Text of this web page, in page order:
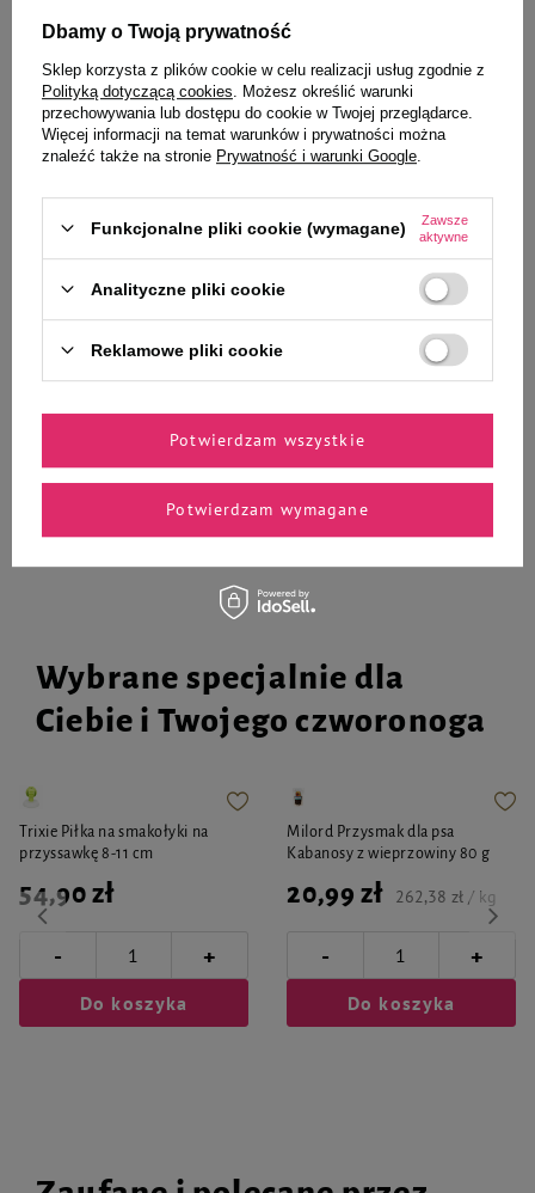
Opinie:
To także ucieszy Twojego
pupila
Mokra karma dla psa Rafi z
8,39 zł 10,49 zł / kg
+
Do koszyka
Mokra karma dla psa Rafi z
8,39 zł 10,49 zł / kg
-
Do koszyka
Wybrane specjalnie dla
Ciebie i Twojego czworonoga
Trixie Piłka na smakołyki na
przyssawkę 8-11 cm
54,90 zł
- +
Do koszyka
Milord Przysmak dla psa
Kabanosy z wieprzowiny 80 g
20,99 zł 262,38 zł / kg
- +
Do koszyka
Dbamy o Twoją prywatność
Sklep korzysta z plików cookie w celu realizacji usług zgodnie z
Polityką dotyczącą cookies . Możesz określić warunki
przechowywania lub dostępu do cookie w Twojej przeglądarce.
Więcej informacji na temat warunków i prywatności można
znaleźć także na stronie Prywatność i warunki Google
Funkcjonalne pliki cookie (wymagane)
Zawsze
aktywne
Analityczne pliki cookie
Reklamowe pliki cookie
Potwierdzam wymagane
Potwierdzam wszystkie